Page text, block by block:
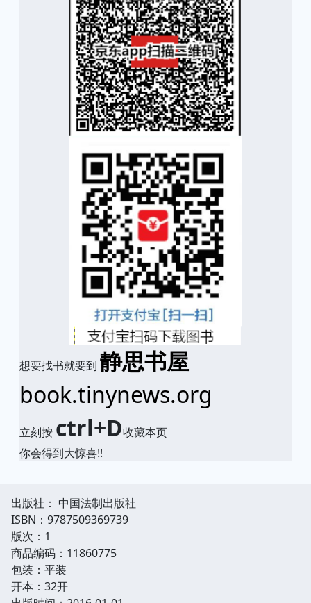
想要找书就要到 静思书屋
book.tinynews.org
立刻按 ctrl+D收藏本页
你会得到大惊喜!!
出版社： 中国法制出版社
ISBN：9787509369739
版次：1
商品编码：11860775
包装：平装
开本：32开